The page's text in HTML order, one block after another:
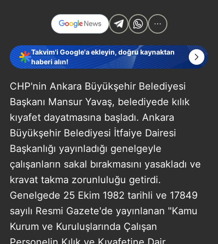
Takvim'i Google'a ekleyin, doğru kaynaktan
haberi alın!
CHP'nin Ankara Büyükşehir Belediyesi
Başkanı Mansur Yavaş, belediyede kılık
kıyafet dayatmasına başladı. Ankara
Büyükşehir Belediyesi İtfaiye Dairesi
Başkanlığı yayınladığı genelgeyle
çalışanların sakal bırakmasını yasakladı ve
kravat takma zorunluluğu getirdi.
Genelgede 25 Ekim 1982 tarihli ve 17849
sayılı Resmi Gazete'de yayınlanan "Kamu
Kurum ve Kuruluşlarında Çalışan